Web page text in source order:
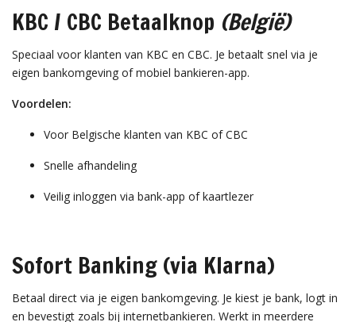
KBC / CBC Betaalknop (België)
Speciaal voor klanten van KBC en CBC. Je betaalt snel via je
eigen bankomgeving of mobiel bankieren-app.
Voordelen:
Voor Belgische klanten van KBC of CBC
Snelle afhandeling
Veilig inloggen via bank-app of kaartlezer
Sofort Banking (via Klarna)
Betaal direct via je eigen bankomgeving. Je kiest je bank, logt in
en bevestigt zoals bij internetbankieren. Werkt in meerdere